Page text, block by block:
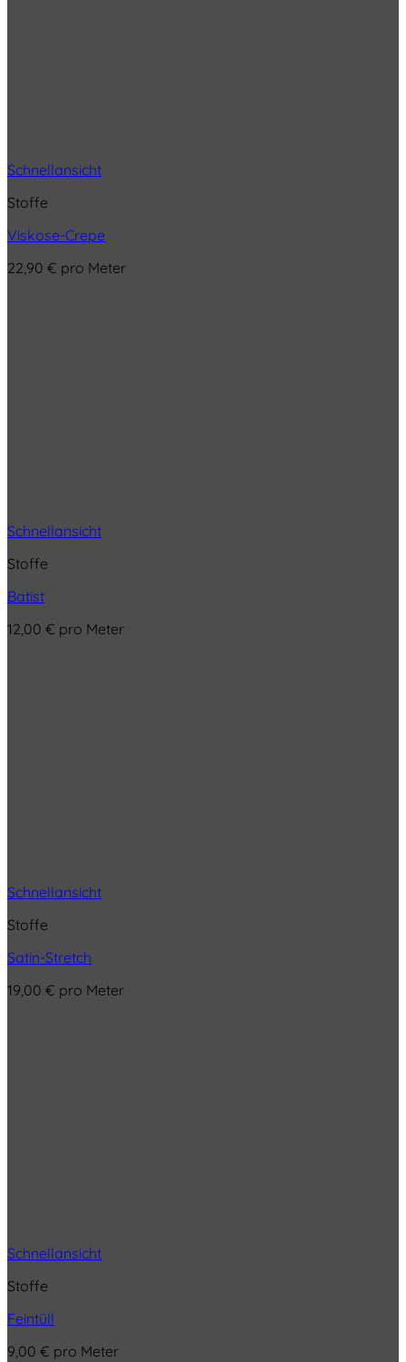
Schnellansicht
Stoffe
Viskose-Crepe
22,90 € pro Meter
Schnellansicht
Stoffe
Batist
12,00 € pro Meter
Schnellansicht
Stoffe
Satin-Stretch
19,00 € pro Meter
Schnellansicht
Stoffe
Feintüll
9,00 € pro Meter